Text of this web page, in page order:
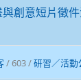
創意短片徵
/ 603 / 研習／活動